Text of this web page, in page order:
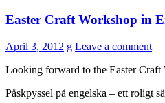
Easter Craft Workshop in
April 3, 2012 g Leave a comment
Looking forward to the Easter Craft
Påskpyssel på engelska – ett roligt